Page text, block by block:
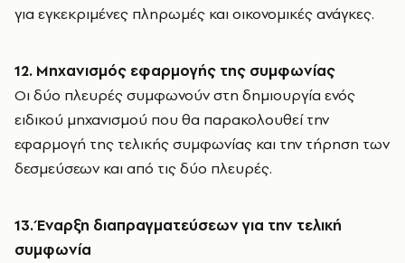
για εγκεκριμένες πληρωμές και οικονομικές ανάγκες.
12. Μηχανισμός εφαρμογής της συμφωνίας
Οι δύο πλευρές συμφωνούν στη δημιουργία ενός
ειδικού μηχανισμού που θα παρακολουθεί την
εφαρμογή της τελικής συμφωνίας και την τήρηση των
δεσμεύσεων και από τις δύο πλευρές.
13. Έναρξη διαπραγματεύσεων για την τελική
συμφωνία